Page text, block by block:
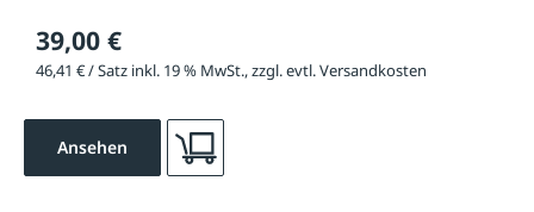
39,00 €
46,41 € / Satz inkl. 19 % MwSt., zzgl. evtl. Versandkosten
Ansehen